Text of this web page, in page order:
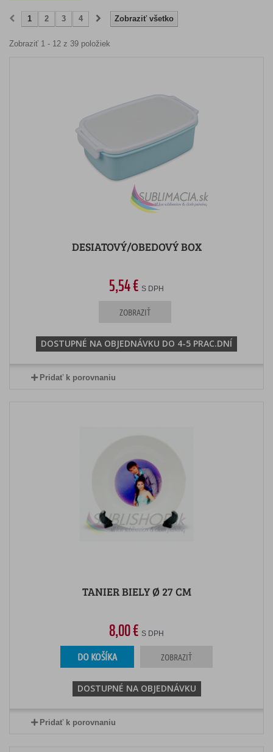
Zobraziť všetko
1 2 3 4
Zobraziť 1 - 12 z 39 položiek
DESIATOVÝ/OBEDOVÝ BOX
5,54 € S DPH
ZOBRAZIŤ
DOSTUPNÉ NA OBJEDNÁVKU DO 4-5 PRAC.DNÍ
Pridať k porovnaniu
TANIER BIELY Ø 27 CM
8,00 € S DPH
DO KOŠÍKA ZOBRAZIŤ
DOSTUPNÉ NA OBJEDNÁVKU
Pridať k porovnaniu